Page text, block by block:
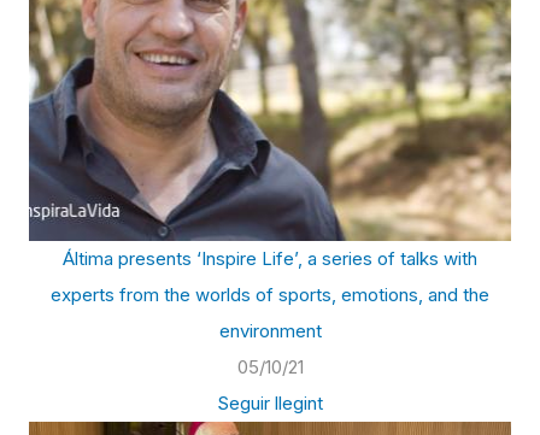
Áltima presents ‘Inspire Life’, a series of talks with
experts from the worlds of sports, emotions, and the
environment
05/10/21
Seguir llegint